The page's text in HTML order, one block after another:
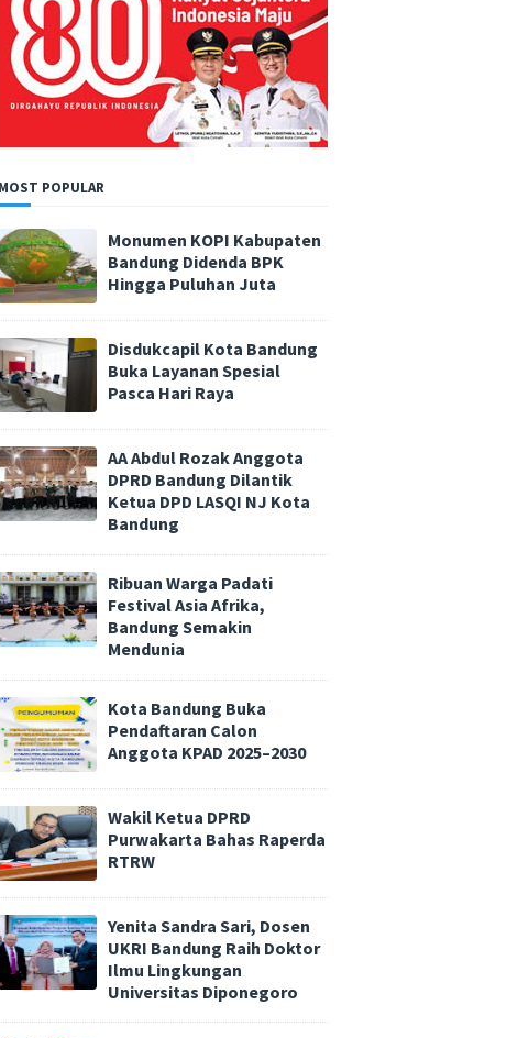
MOST POPULAR
Monumen KOPI Kabupaten
Bandung Didenda BPK
Hingga Puluhan Juta
Disdukcapil Kota Bandung
Buka Layanan Spesial
Pasca Hari Raya
AA Abdul Rozak Anggota
DPRD Bandung Dilantik
Ketua DPD LASQI NJ Kota
Bandung
Ribuan Warga Padati
Festival Asia Afrika,
Bandung Semakin
Mendunia
Kota Bandung Buka
Pendaftaran Calon
Anggota KPAD 2025–2030
Wakil Ketua DPRD
Purwakarta Bahas Raperda
RTRW
Yenita Sandra Sari, Dosen
UKRI Bandung Raih Doktor
Ilmu Lingkungan
Universitas Diponegoro